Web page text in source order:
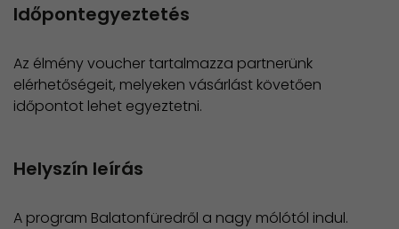
Időpontegyeztetés
Az élmény voucher tartalmazza partnerünk
elérhetőségeit, melyeken vásárlást követően
időpontot lehet egyeztetni.
Helyszín leírás
A program Balatonfüredről a nagy mólótól indul.